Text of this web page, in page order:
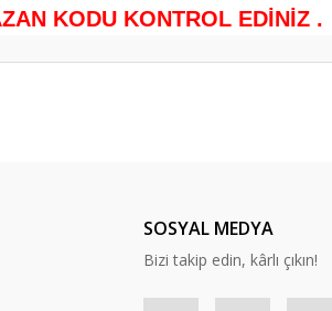
KODU KONTROL EDİNİZ .
SOSYAL MEDYA
Bizi takip edin, kârlı çıkın!